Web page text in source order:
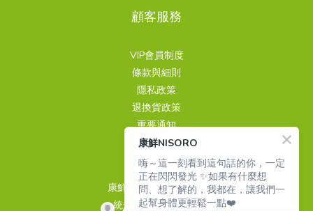
顧客服務
VIP會員制度
條款與細則
隱私政策
退換貨政策
重要通知
聯繫我們
康鮮國際股份有限公司
統一編號 24939499
康鮮NISORO
嗨～這一刻看到這句話的你，一定
正在閃閃發光 ✨如果有什麼想
問、想了解的，我都在，讓我們一
起幫身體更輕鬆一點❤️